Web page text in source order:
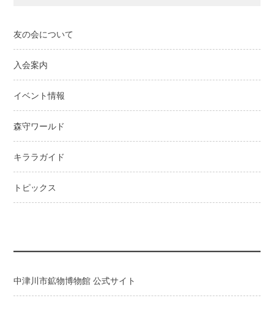
シ
ョ
ン
友の会について
入会案内
イベント情報
森守ワールド
キララガイド
トピックス
中津川市鉱物博物館 公式サイト